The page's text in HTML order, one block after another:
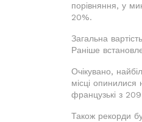
порівняння, у
20%.
Загальна
Раніше
Очікувано,
місці опинилися
французькі з
Також рекорди